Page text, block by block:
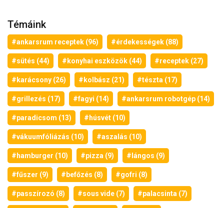
Témáink
#ankarsrum receptek (96) #érdekességek (88)
#sütés (44) #konyhai eszközök (44) #receptek (27)
#karácsony (26) #kolbász (21) #tészta (17)
#grillezés (17) #fagyi (14) #ankarsrum robotgép (14)
#paradicsom (13) #húsvét (10)
#vákuumfóliázás (10) #aszalás (10)
#hamburger (10) #pizza (9) #lángos (9)
#fűszer (9) #befőzés (8) #gofri (8)
#passzírozó (8) #sous vide (7) #palacsinta (7)